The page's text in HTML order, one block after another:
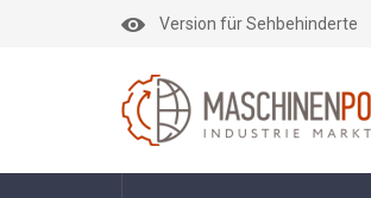
Version für Sehbehinderte